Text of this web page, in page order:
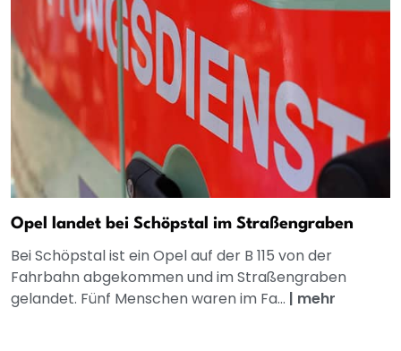
Opel landet bei Schöpstal im Straßengraben
Bei Schöpstal ist ein Opel auf der B 115 von der
Fahrbahn abgekommen und im Straßengraben
gelandet. Fünf Menschen waren im Fa... | mehr